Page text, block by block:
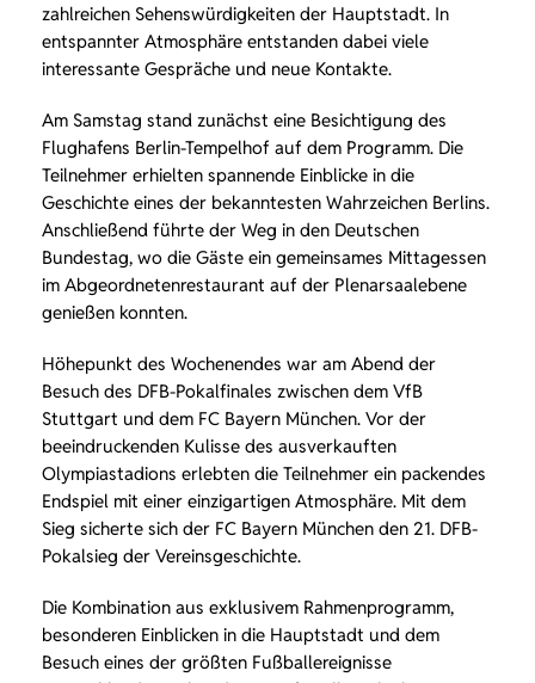
zahlreichen Sehenswürdigkeiten der Hauptstadt. In
entspannter Atmosphäre entstanden dabei viele
interessante Gespräche und neue Kontakte.
Am Samstag stand zunächst eine Besichtigung des
Flughafens Berlin-Tempelhof auf dem Programm. Die
Teilnehmer erhielten spannende Einblicke in die
Geschichte eines der bekanntesten Wahrzeichen Berlins.
Anschließend führte der Weg in den Deutschen
Bundestag, wo die Gäste ein gemeinsames Mittagessen
im Abgeordnetenrestaurant auf der Plenarsaalebene
genießen konnten.
Höhepunkt des Wochenendes war am Abend der
Besuch des DFB-Pokalfinales zwischen dem VfB
Stuttgart und dem FC Bayern München. Vor der
beeindruckenden Kulisse des ausverkauften
Olympiastadions erlebten die Teilnehmer ein packendes
Endspiel mit einer einzigartigen Atmosphäre. Mit dem
Sieg sicherte sich der FC Bayern München den 21. DFB-
Pokalsieg der Vereinsgeschichte.
Die Kombination aus exklusivem Rahmenprogramm,
besonderen Einblicken in die Hauptstadt und dem
Besuch eines der größten Fußballereignisse